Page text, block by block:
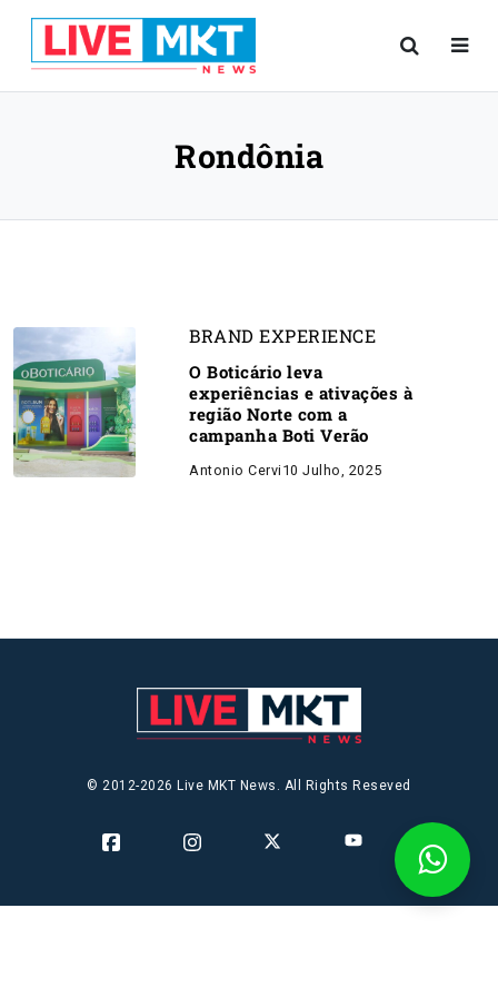
Rondônia
BRAND EXPERIENCE
O Boticário leva
experiências e ativações à
região Norte com a
campanha Boti Verão
Antonio Cervi 10 Julho, 2025
© 2012-2026 Live MKT News. All Rights Reseved